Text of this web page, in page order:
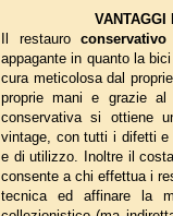
VANTAGGI
Il restauroconservativo
appagante in quanto la
cura meticolosa dal
proprie mani e grazie al
conservativa si ottiene
vintage, con tutti i difetti e
e di utilizzo. Inoltre il
consente a chi effettua i
tecnica ed affinare la